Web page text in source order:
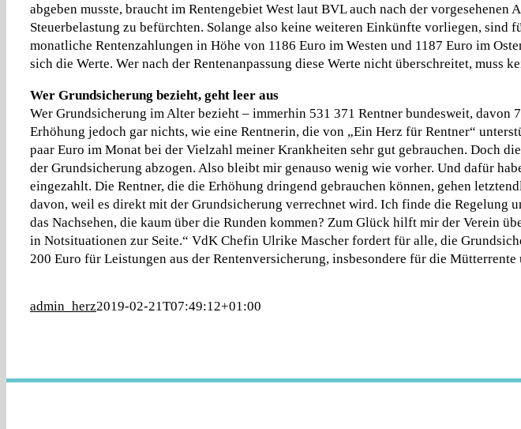
abgeben musste, braucht im Rentengebiet West laut BVL auch nach der vorgesehenen
Steuerbelastung zu befürchten. Solange also keine weiteren Einkünfte vorliegen, sind
monatliche Rentenzahlungen in Höhe von 1186 Euro im Westen und 1187 Euro im
sich die Werte. Wer nach der Rentenanpassung diese Werte nicht überschreitet, muss
Wer Grundsicherung bezieht, geht leer aus
Wer Grundsicherung im Alter bezieht – immerhin 531 371 Rentner bundesweit, davon
Erhöhung jedoch gar nichts, wie eine Rentnerin, die von „Ein Herz für Rentner“
paar Euro im Monat bei der Vielzahl meiner Krankheiten sehr gut gebrauchen. Doch
der Grundsicherung abzogen. Also bleibt mir genauso wenig wie vorher. Und dafür
eingezahlt. Die Rentner, die die Erhöhung dringend gebrauchen können, gehen
davon, weil es direkt mit der Grundsicherung verrechnet wird. Ich finde die Regelung
das Nachsehen, die kaum über die Runden kommen? Zum Glück hilft mir der Verein
in Notsituationen zur Seite.“ VdK Chefin Ulrike Mascher fordert für alle, die
200 Euro für Leistungen aus der Rentenversicherung, insbesondere für die
admin_herz2019-02-21T07:49:12+01:00